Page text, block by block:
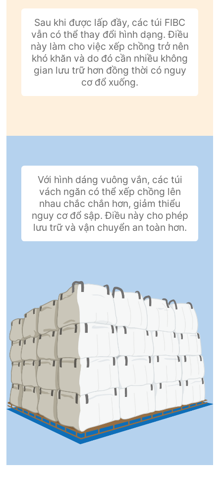
Sau khi được lấp đầy, các túi FIBC
vẫn có thể thay đổi hình dạng. Điều
này làm cho việc xếp chồng trở nên
khó khăn và do đó cần nhiều không
gian lưu trữ hơn đồng thời có nguy
cơ đổ xuống.
Với hình dáng vuông vắn, các túi
vách ngăn có thể xếp chồng lên
nhau chắc chắn hơn, giảm thiểu
nguy cơ đổ sập. Điều này cho phép
lưu trữ và vận chuyển an toàn hơn.